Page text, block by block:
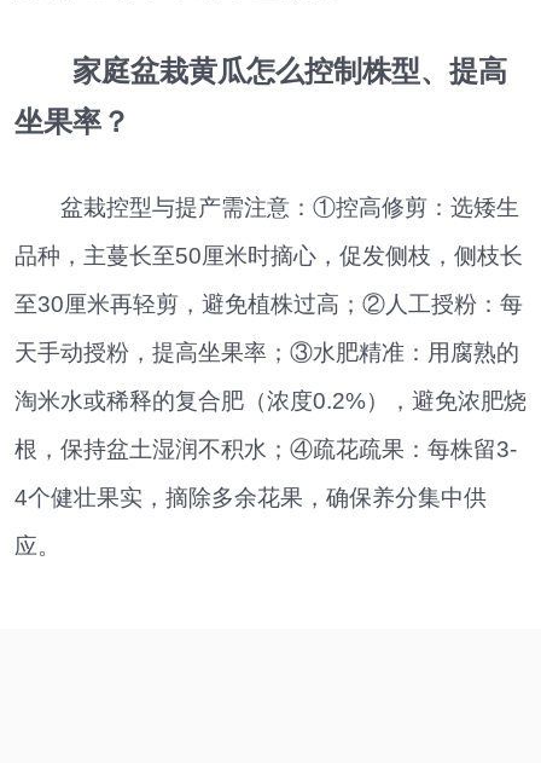
家庭盆栽黄瓜怎么控制株型、提高
坐果率？
盆栽控型与提产需注意：①控高修剪：选矮生
品种，主蔓长至50厘米时摘心，促发侧枝，侧枝长
至30厘米再轻剪，避免植株过高；②人工授粉：每
天手动授粉，提高坐果率；③水肥精准：用腐熟的
淘米水或稀释的复合肥（浓度0.2%），避免浓肥烧
根，保持盆土湿润不积水；④疏花疏果：每株留3-
4个健壮果实，摘除多余花果，确保养分集中供
应。